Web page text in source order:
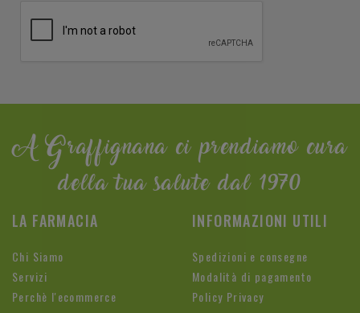
A Graffignana ci prendiamo cura
della tua salute dal 1970
LA FARMACIA
Chi Siamo
Servizi
Perchè l'ecommerce
INFORMAZIONI UTILI
Spedizioni e consegne
Modalità di pagamento
Policy Privacy